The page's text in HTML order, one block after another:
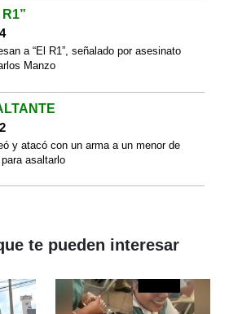
a “El R1”, señalado por asesinato
Manzo
y atacó con un arma a un menor de
asaltarlo
te pueden interesar